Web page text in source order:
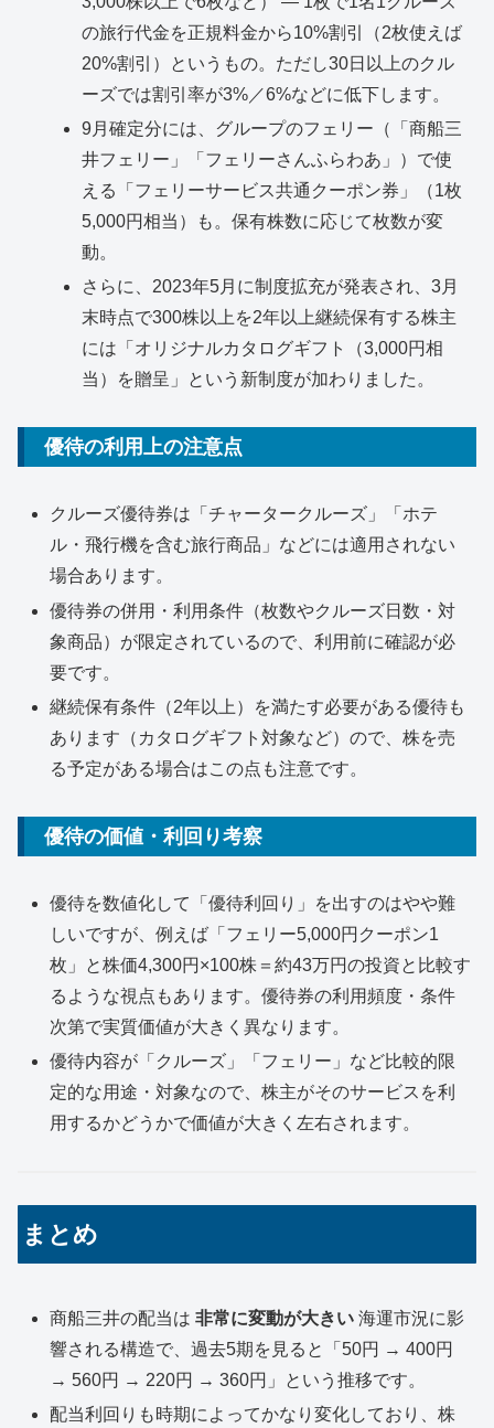
の旅行代金を正規料金から10%割引（2枚使えば
20%割引）というもの。ただし30日以上のクル
ーズでは割引率が3%／6%などに低下します。
9月確定分には、グループのフェリー（「商船三
井フェリー」「フェリーさんふらわあ」）で使
える「フェリーサービス共通クーポン券」（1枚
5,000円相当）も。保有株数に応じて枚数が変
動。
さらに、2023年5月に制度拡充が発表され、3月
末時点で300株以上を2年以上継続保有する株主
には「オリジナルカタログギフト（3,000円相
当）を贈呈」という新制度が加わりました。
優待の利用上の注意点
クルーズ優待券は「チャータークルーズ」「ホテ
ル・飛行機を含む旅行商品」などには適用されない
場合あります。
優待券の併用・利用条件（枚数やクルーズ日数・対
象商品）が限定されているので、利用前に確認が必
要です。
継続保有条件（2年以上）を満たす必要がある優待も
あります（カタログギフト対象など）ので、株を売
る予定がある場合はこの点も注意です。
優待の価値・利回り考察
優待を数値化して「優待利回り」を出すのはやや難
しいですが、例えば「フェリー5,000円クーポン1
枚」と株価4,300円×100株＝約43万円の投資と比較す
るような視点もあります。優待券の利用頻度・条件
次第で実質価値が大きく異なります。
優待内容が「クルーズ」「フェリー」など比較的限
定的な用途・対象なので、株主がそのサービスを利
用するかどうかで価値が大きく左右されます。
まとめ
商船三井の配当は非常に変動が大きい 海運市況に影
響される構造で、過去5期を見ると「50円 → 400円
→ 560円 → 220円 → 360円」という推移です。
配当利回りも時期によってかなり変化しており、株